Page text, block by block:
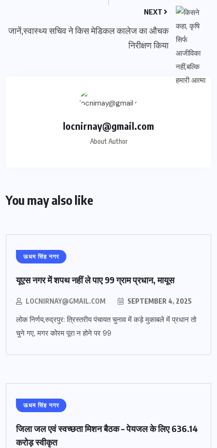
NEXT
जानें,स्वास्थ्य सचिव ने किस मेडिकल कालेज का औचक
निरीक्षण किया
locnirnay@gmail.com
About Author
You may also like
ऊधम सिंह नगर
यूएस नगर में शपथ नहीं ले पाए 99 ग्राम प्रधान, मायूस
LOCNIRNAY@GMAIL.COM SEPTEMBER 4, 2025
लोक निर्णय,रुद्रपुर: त्रिस्तरीय पंचायत चुनाव में कड़े मुकाबले में प्रधान तो
चुने गए, मगर कोरम पूरा न होने पर 99
ऊधम सिंह नगर
जिला जल एवं स्वच्छता मिशन बैठक – पेयजल के लिए 636.14
करोड़ स्वीकृत